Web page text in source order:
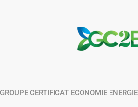
GROUPE CERTIFICAT ECONOMIE ENERGIE